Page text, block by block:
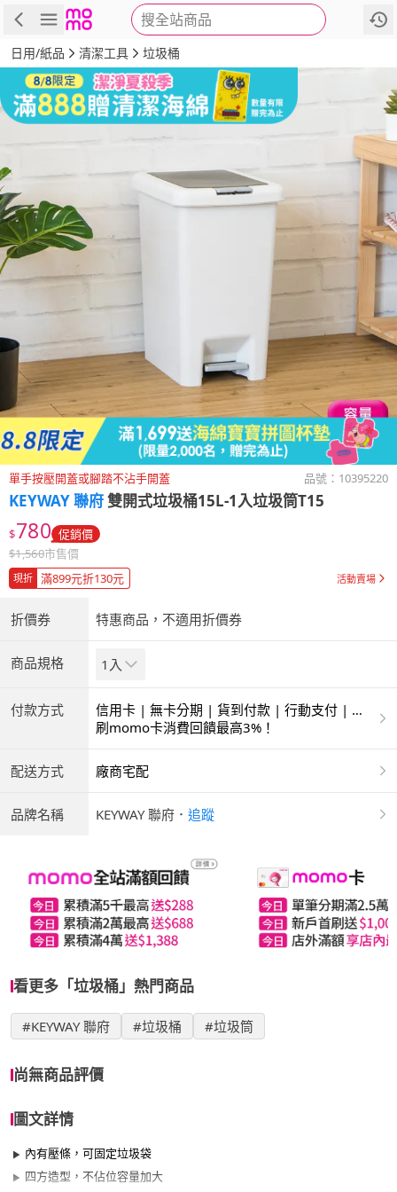
搜全站商品
商品 評價 詳情
日用/紙品 清潔工具 垃圾桶
單手按壓開蓋或腳踏不沾手開蓋 品號： 10395220
KEYWAY 聯府雙開式垃圾桶15L-1入垃圾筒T15
$780 促銷價
$1,560市售價
現折 滿899元折130元 活動賣場
折價券 特惠商品，不適用折價券
商品規格 1入
付款方式
信用卡 | 無卡分期 | 貨到付款 | 行動支付 | 超
商付款 | ATM | 銀聯卡
刷momo卡消費回饋最高3%！
配送方式 廠商宅配
品牌名稱 KEYWAY 聯府 ． 追蹤
看更多「垃圾桶」熱門商品
#KEYWAY 聯府 #垃圾桶 #垃圾筒
尚無商品評價
圖文詳情
內有壓條，可固定垃圾袋
四方造型，不佔位容量加大